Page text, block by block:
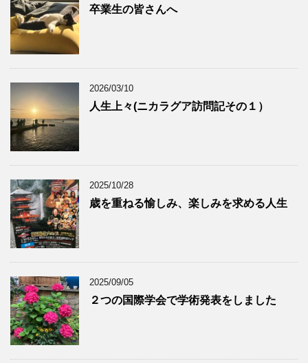
卒業生の皆さんへ
2026/03/10
人生上々(ニカラグア訪問記その１）
2025/10/28
歳を重ねる愉しみ、楽しみを求める人生
2025/09/05
２つの国際学会で学術発表をしました